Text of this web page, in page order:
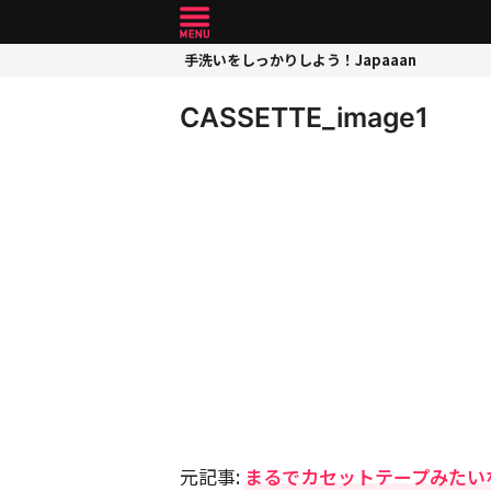
手洗いをしっかりしよう！Japaaan
CASSETTE_image1
元記事: まるでカセットテープみた